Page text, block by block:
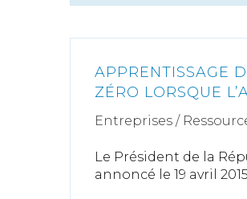
APPRENTISSAGE
ZÉRO LORSQUE
Entreprises /
Le Président de la
annoncé le 19 avril